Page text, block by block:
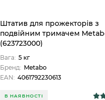
Штатив для прожекторів з
подвійним тримачем
(623723000)
Вага: 5 кг
Бренд: Metabo
EAN: 4061792230613
В НАЯВНОСТІ